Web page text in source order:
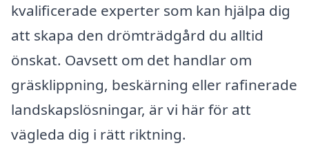
kvalificerade experter som kan hjälpa dig
att skapa den drömträdgård du alltid
önskat. Oavsett om det handlar om
gräsklippning, beskärning eller rafinerade
landskapslösningar, är vi här för att
vägleda dig i rätt riktning.